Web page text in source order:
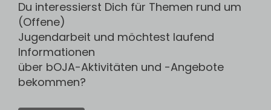
Du interessierst Dich für Themen rund um
(Offene)
Jugendarbeit und möchtest laufend
Informationen
über bOJA-Aktivitäten und -Angebote
bekommen?